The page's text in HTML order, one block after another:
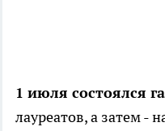
1 июля состоялся
лауреатов, а затем -